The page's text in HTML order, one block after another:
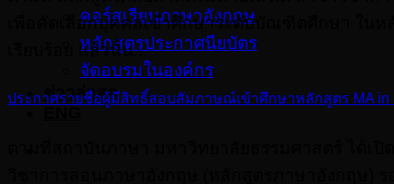
คอร์สเรียนภาษาอังกฤษ
หลักสูตรประกาศนียบัตร
จัดอบรมในองค์กร
ข่าวล่าสุด
เพื่อคัดเลือกบุคคลเข้าศึกษาระดับบัณฑิตศึกษา ใน
เรียบร้อย แล้วนั้น...
ประกาศรายชื่อผู้มีสิทธิ์สอบสัมภาษณ์เข้าศึกษาหลักสูตร MA in